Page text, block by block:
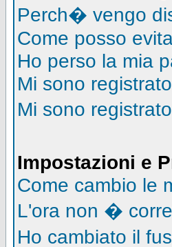
Perch� vengo
Come posso
Ho perso la mia
Mi sono
Mi sono
Impostazioni e
Come cambio le
L'ora non �
Ho cambiato il